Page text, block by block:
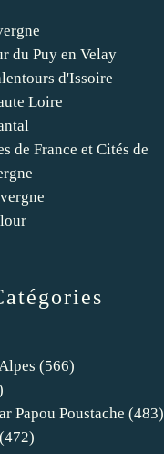
(566)
Papou Poustache (483)
(472)
du Puy en Velay
d'Issoire
Loire
de France et Cités de